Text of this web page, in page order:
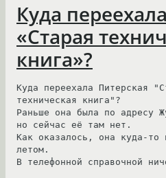
Куда
«Старая
книга»?
Куда переехала Питерская
техническая книга"?
Раньше она была по адресу
но сейчас её там нет.
Как оказалось, она куда-то
летом.
В телефонной справочной